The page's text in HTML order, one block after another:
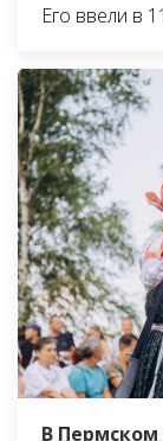
Его ввели в
В